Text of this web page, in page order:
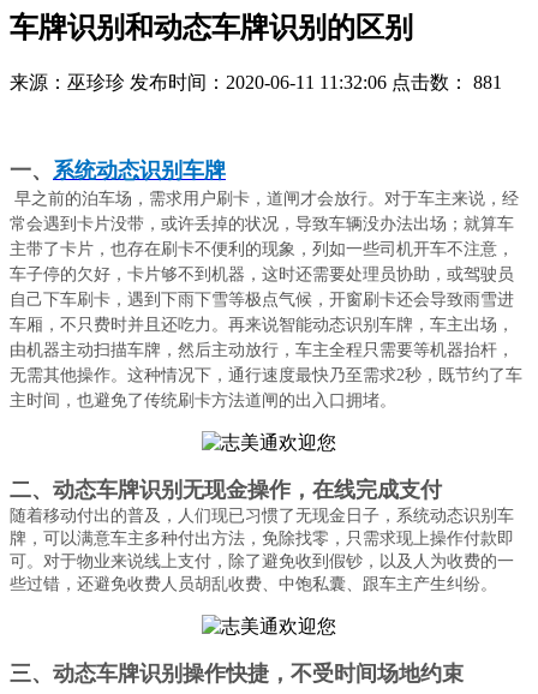
车牌识别和动态车牌识别的区别
来源：巫珍珍 发布时间：2020-06-11 11:32:06 点击数： 881
一、 系统动态识别车牌
早之前的泊车场，需求用户刷卡，道闸才会放行。对于车主来说，经
常会遇到卡片没带，或许丢掉的状况，导致车辆没办法出场；就算车
主带了卡片，也存在刷卡不便利的现象，列如一些司机开车不注意，
车子停的欠好，卡片够不到机器，这时还需要处理员协助，或驾驶员
自己下车刷卡，遇到下雨下雪等极点气候，开窗刷卡还会导致雨雪进
车厢，不只费时并且还吃力。再来说智能动态识别车牌，车主出场，
由机器主动扫描车牌，然后主动放行，车主全程只需要等机器抬杆，
无需其他操作。这种情况下，通行速度最快乃至需求2秒，既节约了车
主时间，也避免了传统刷卡方法道闸的出入口拥堵。
二、动态车牌识别无现金操作，在线完成支付
随着移动付出的普及，人们现已习惯了无现金日子，系统动态识别车
牌，可以满意车主多种付出方法，免除找零，只需求现上操作付款即
可。对于物业来说线上支付，除了避免收到假钞，以及人为收费的一
些过错，还避免收费人员胡乱收费、中饱私囊、跟车主产生纠纷。
三、动态车牌识别操作快捷，不受时间场地约束